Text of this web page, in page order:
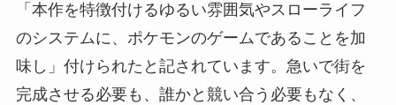
「本作を特徴付けるゆるい雰囲気やスローライフ
のシステムに、ポケモンのゲームであることを加
味し」付けられたと記されています。急いで街を
完成させる必要も、誰かと競い合う必要もなく、